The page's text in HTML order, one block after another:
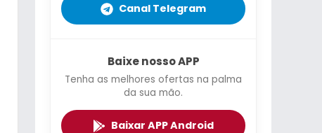
Canal Telegram
Baixe nosso APP
Tenha as melhores ofertas na palma
da sua mão.
Baixar APP Android